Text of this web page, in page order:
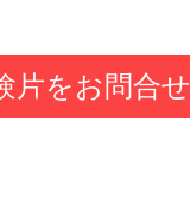
片をお問合せ